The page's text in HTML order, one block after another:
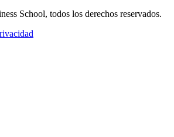
School, todos los derechos reservados.